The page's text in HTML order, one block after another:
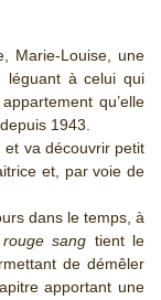
Marie-Louise, une
léguant à celui qui
qu’elle
1943.
et va découvrir petit
et, par voie de
dans le temps, à
sang tient le
de démêler
apportant une